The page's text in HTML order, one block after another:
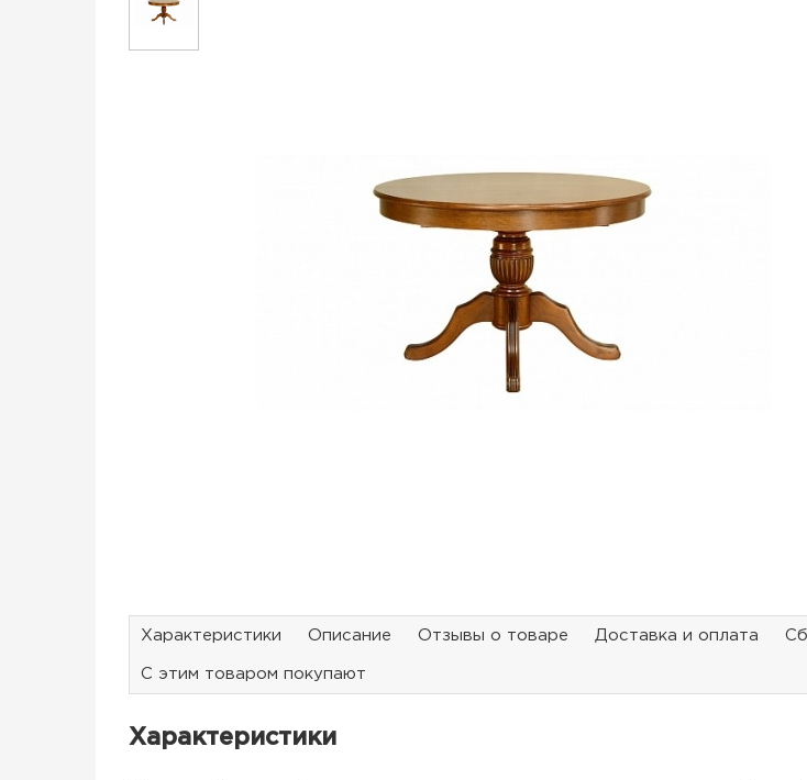
Характеристики Описание Отзывы о товаре Доставка и оплата
С этим товаром покупают
Характеристики